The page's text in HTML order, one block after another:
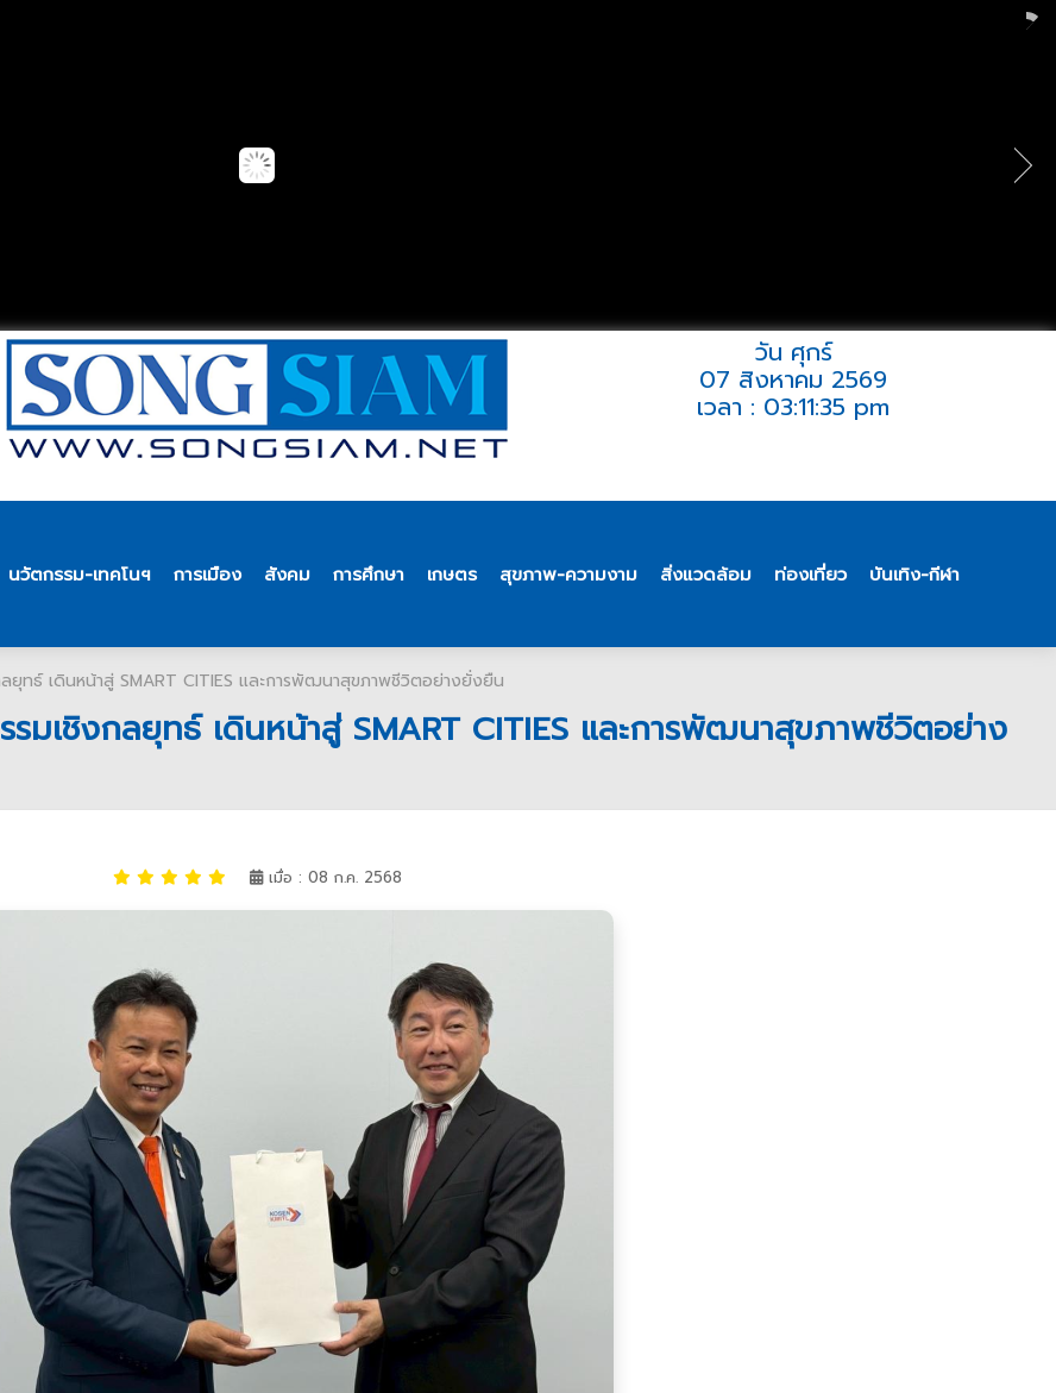
วัน ศุกร์
07 สิงหาคม 2569
เวลา : 03:11:35 pm
นวัตกรรม-เทคโนฯ การเมือง สังคม การศึกษา เกษตร สุขภาพ-ความงาม สิ่งแวดล้อม ท่องเที่ยว บันเทิง-กีฬา
ยุทธ์ เดินหน้าสู่ SMART CITIES และการพัฒนาสุขภาพชีวิตอย่างยั่งยืน
มเชิงกลยุทธ์ เดินหน้าสู่ SMART CITIES และการพัฒนาสุขภาพชีวิตอย่าง
เมื่อ : 08 ก.ค. 2568